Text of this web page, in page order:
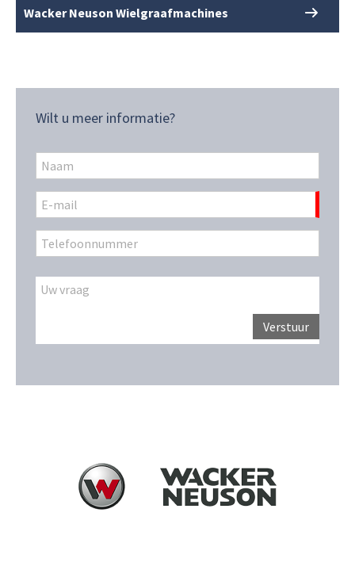
Wacker Neuson Wielgraafmachines
Wilt u meer informatie?